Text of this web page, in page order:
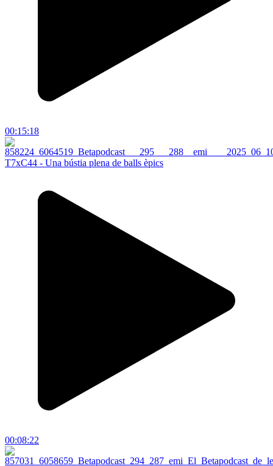
00:15:18
T7xC44 - Una bústia plena de balls èpics
00:08:22